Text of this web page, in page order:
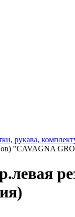
рукава,
"CAVAGNA